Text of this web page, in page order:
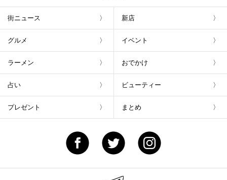
街ニュース 新店
グルメ イベント
ラーメン おでかけ
占い ビューティー
プレゼント まとめ